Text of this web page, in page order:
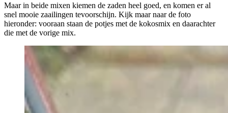
Maar in beide mixen kiemen de zaden heel goed, en komen er al
snel mooie zaailingen tevoorschijn. Kijk maar naar de foto
hieronder: vooraan staan de potjes met de kokosmix en daarachter
die met de vorige mix.